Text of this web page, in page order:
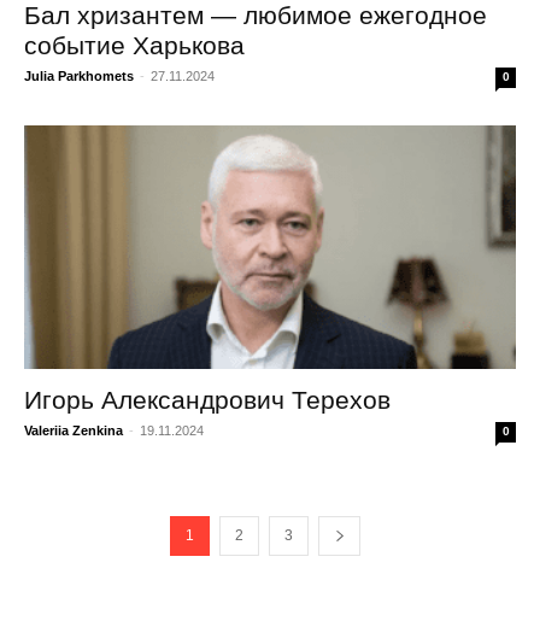
Бал хризантем — любимое ежегодное
событие Харькова
Julia Parkhomets - 27.11.2024 0
Игорь Александрович Терехов
Valeriia Zenkina - 19.11.2024 0
1 2 3